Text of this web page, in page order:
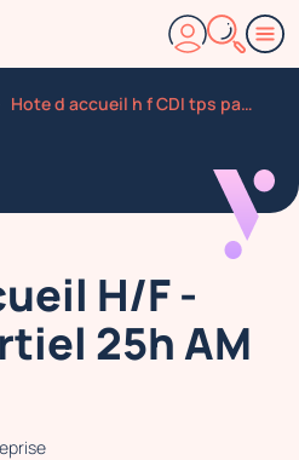
Hote d accueil h f CDI tps partiel 25h am 75009
H/F -
25h AM